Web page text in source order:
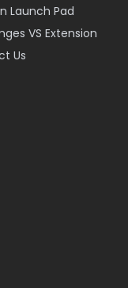
Launch Pad
VS Extension
Us